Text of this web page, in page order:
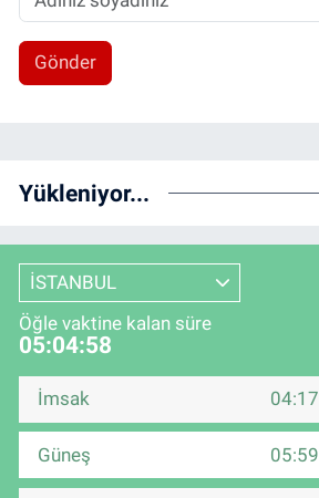
Gönder
Yükleniyor...
İSTANBUL
Öğle vaktine kalan süre
05:04:57
İmsak 04:17
Güneş 05:59